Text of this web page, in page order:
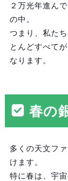
２万光年進ん
の中。
つまり、私た
とんどすべて
なります。
春の
多くの天文フ
けます。
特に春は、宇